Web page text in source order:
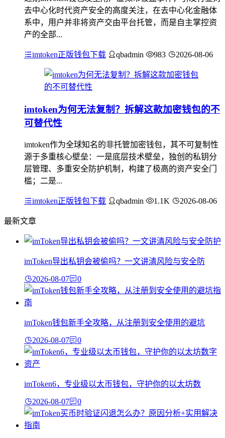
去中心化时代资产安全的高度关注，在去中心化金融体
系中，用户并非将资产交由平台托管，而是自主掌控资
产的全部...
imtoken正版钱包下载 qbadmin 983 2026-08-06
imtoken为何无法复制？拆解这款加密钱包的不
可替代性
imtoken作为全球知名的非托管加密钱包，其不可复制性
源于多重核心壁垒：一是底层技术壁垒，独创的私钥分
层管理、多重安全防护机制，构建了极高的资产安全门
槛；二是...
imtoken正版钱包下载 qbadmin 1.1K 2026-08-06
最新文章
imToken导出私钥会被偷吗？一文讲清风险与安全防
2026-08-07 0
imToken钱包新手全攻略，从注册到安全使用的避坑
2026-08-07 0
imToken6，专业级以太币钱包，守护你的以太坊数
2026-08-07 0